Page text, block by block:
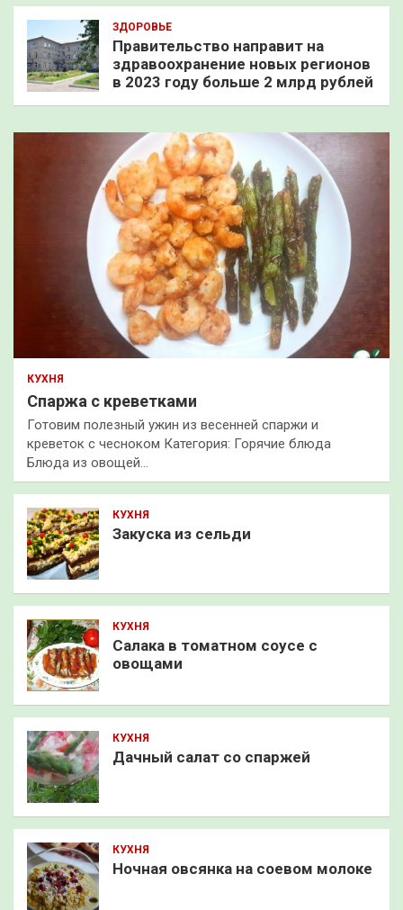
ЗДОРОВЬЕ
Правительство направит на
здравоохранение новых регионов
в 2023 году больше 2 млрд рублей
КУХНЯ
Спаржа с креветками
Готовим полезный ужин из весенней спаржи и
креветок с чесноком Категория: Горячие блюда
Блюда из овощей…
КУХНЯ
Закуска из сельди
КУХНЯ
Салака в томатном соусе с
овощами
КУХНЯ
Дачный салат со спаржей
КУХНЯ
Ночная овсянка на соевом молоке